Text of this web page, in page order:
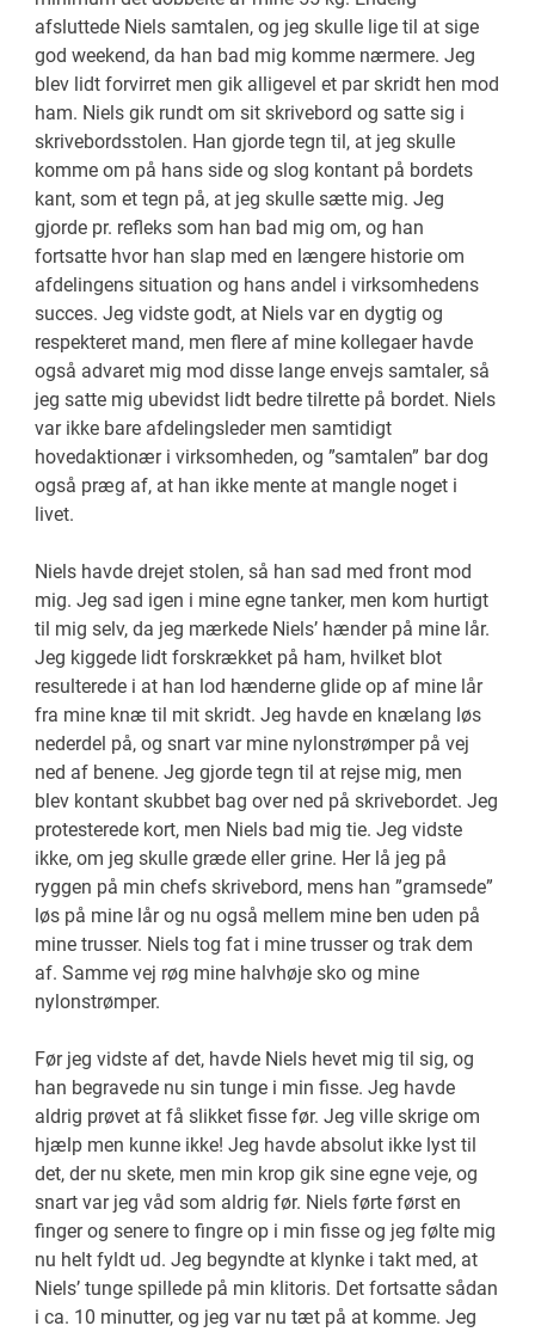
afsluttede Niels samtalen, og jeg skulle lige til at sige
god weekend, da han bad mig komme nærmere. Jeg
blev lidt forvirret men gik alligevel et par skridt hen mod
ham. Niels gik rundt om sit skrivebord og satte sig i
skrivebordsstolen. Han gjorde tegn til, at jeg skulle
komme om på hans side og slog kontant på bordets
kant, som et tegn på, at jeg skulle sætte mig. Jeg
gjorde pr. refleks som han bad mig om, og han
fortsatte hvor han slap med en længere historie om
afdelingens situation og hans andel i virksomhedens
succes. Jeg vidste godt, at Niels var en dygtig og
respekteret mand, men flere af mine kollegaer havde
også advaret mig mod disse lange envejs samtaler, så
jeg satte mig ubevidst lidt bedre tilrette på bordet. Niels
var ikke bare afdelingsleder men samtidigt
hovedaktionær i virksomheden, og ”samtalen” bar dog
også præg af, at han ikke mente at mangle noget i
livet.
Niels havde drejet stolen, så han sad med front mod
mig. Jeg sad igen i mine egne tanker, men kom hurtigt
til mig selv, da jeg mærkede Niels’ hænder på mine lår.
Jeg kiggede lidt forskrækket på ham, hvilket blot
resulterede i at han lod hænderne glide op af mine lår
fra mine knæ til mit skridt. Jeg havde en knælang løs
nederdel på, og snart var mine nylonstrømper på vej
ned af benene. Jeg gjorde tegn til at rejse mig, men
blev kontant skubbet bag over ned på skrivebordet. Jeg
protesterede kort, men Niels bad mig tie. Jeg vidste
ikke, om jeg skulle græde eller grine. Her lå jeg på
ryggen på min chefs skrivebord, mens han ”gramsede”
løs på mine lår og nu også mellem mine ben uden på
mine trusser. Niels tog fat i mine trusser og trak dem
af. Samme vej røg mine halvhøje sko og mine
nylonstrømper.
Før jeg vidste af det, havde Niels hevet mig til sig, og
han begravede nu sin tunge i min fisse. Jeg havde
aldrig prøvet at få slikket fisse før. Jeg ville skrige om
hjælp men kunne ikke! Jeg havde absolut ikke lyst til
det, der nu skete, men min krop gik sine egne veje, og
snart var jeg våd som aldrig før. Niels førte først en
finger og senere to fingre op i min fisse og jeg følte mig
nu helt fyldt ud. Jeg begyndte at klynke i takt med, at
Niels’ tunge spillede på min klitoris. Det fortsatte sådan
i ca. 10 minutter, og jeg var nu tæt på at komme. Jeg